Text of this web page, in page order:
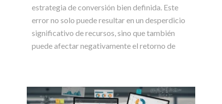
estrategia de conversión bien definida. Este
error no solo puede resultar en un desperdicio
significativo de recursos, sino que también
puede afectar negativamente el retorno de